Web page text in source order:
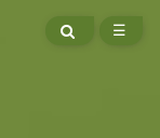
ΑΝΑΖΗΤΗΣΗ
☰